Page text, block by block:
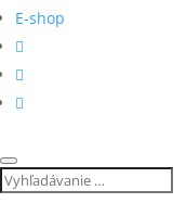
E-shop